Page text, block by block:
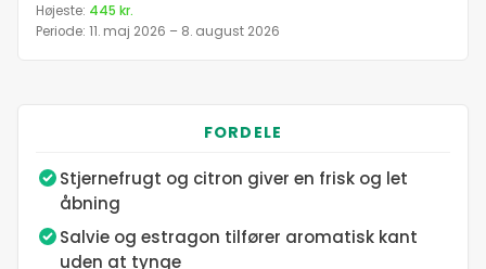
13. maj 2026
Højeste: 445 kr.
Periode: 11. maj 2026 – 8. august 2026
FORDELE
Stjernefrugt og citron giver en frisk og let
åbning
Salvie og estragon tilfører aromatisk kant
uden at tynge